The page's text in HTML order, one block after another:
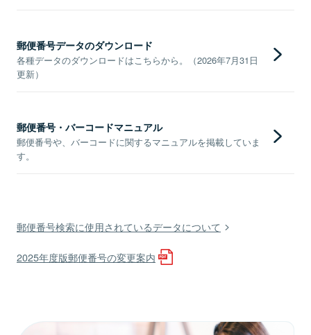
郵便番号データのダウンロード
各種データのダウンロードはこちらから。（2026年7月31日
更新）
郵便番号・バーコードマニュアル
郵便番号や、バーコードに関するマニュアルを掲載していま
す。
郵便番号検索に使用されているデータについて
2025年度版郵便番号の変更案内